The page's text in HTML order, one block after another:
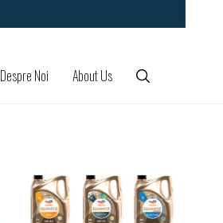
Despre Noi About Us